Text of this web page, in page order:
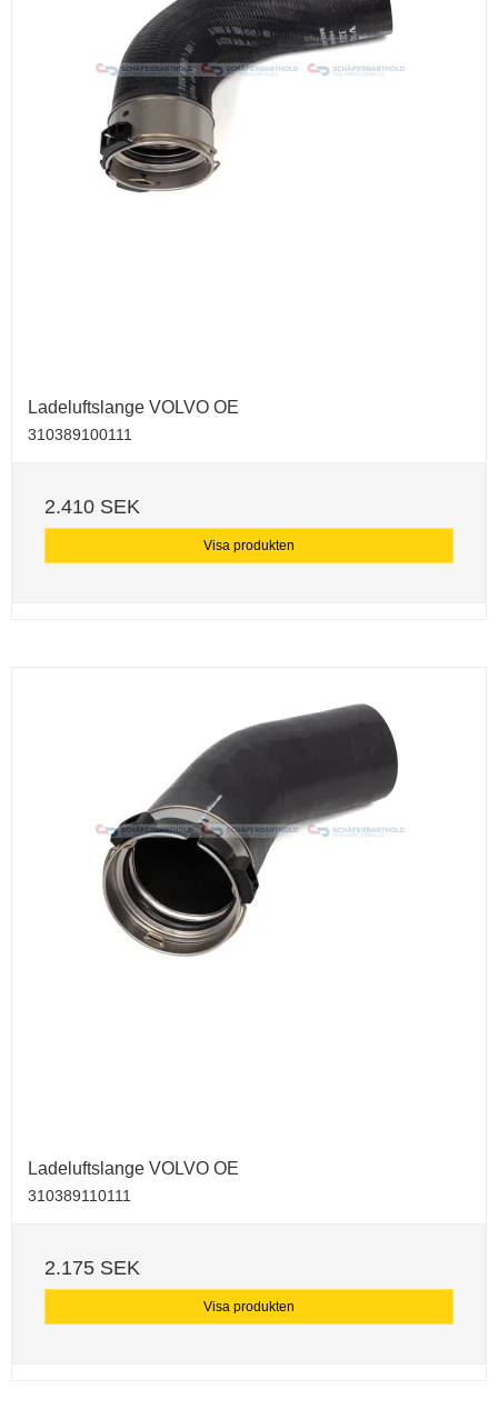
Ladeluftslange VOLVO OE
310389100111
2.410 SEK
Visa produkten
Ladeluftslange VOLVO OE
310389110111
2.175 SEK
Visa produkten